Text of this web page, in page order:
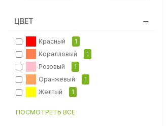
ЦВЕТ
Красный
1
Коралловый
1
Розовый
1
Оранжевый
1
Желтый
1
ПОСМОТРЕТЬ ВСЕ